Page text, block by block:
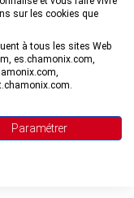
sur les cookies que
à tous les sites Web
es.chamonix.com,
Paramétrer